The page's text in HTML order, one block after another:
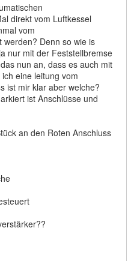
direkt vom Luftkessel
vom
Denn so wie is
nur mit der Feststellbremse
nun an, dass es auch mit
eine leitung vom
ist mir klar aber welche?
ist Anschlüsse und
an den Roten Anschluss